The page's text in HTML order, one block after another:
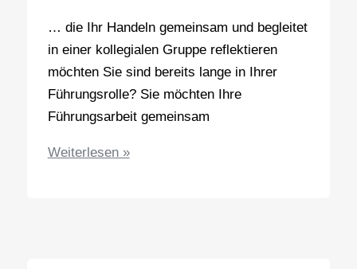
… die Ihr Handeln gemeinsam und begleitet
in einer kollegialen Gruppe reflektieren
möchten Sie sind bereits lange in Ihrer
Führungsrolle? Sie möchten Ihre
Führungsarbeit gemeinsam
Experts
Weiterlesen »